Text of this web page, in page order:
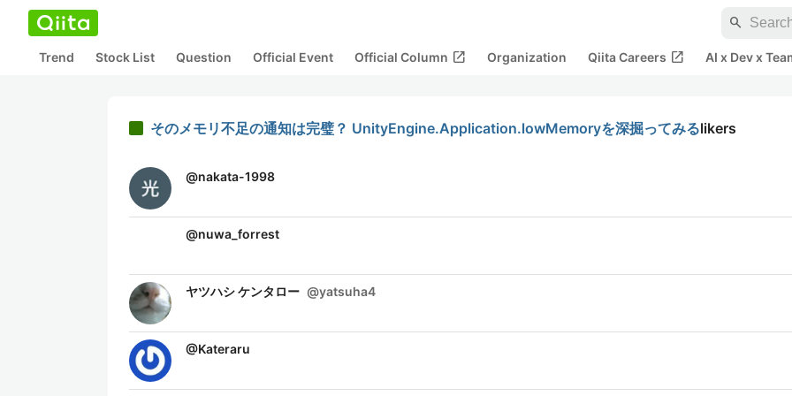
search
Trend Stock List Question Official Event Official Column open_in_new Organization Qiita Careers open_in_new AI x Dev x
そのメモリ不足の通知は完璧？ UnityEngine.Application.lowMemoryを深掘ってみるlikers
@nakata-1998
@nuwa_forrest
ヤツハシ ケンタロー @yatsuha4
@Kateraru